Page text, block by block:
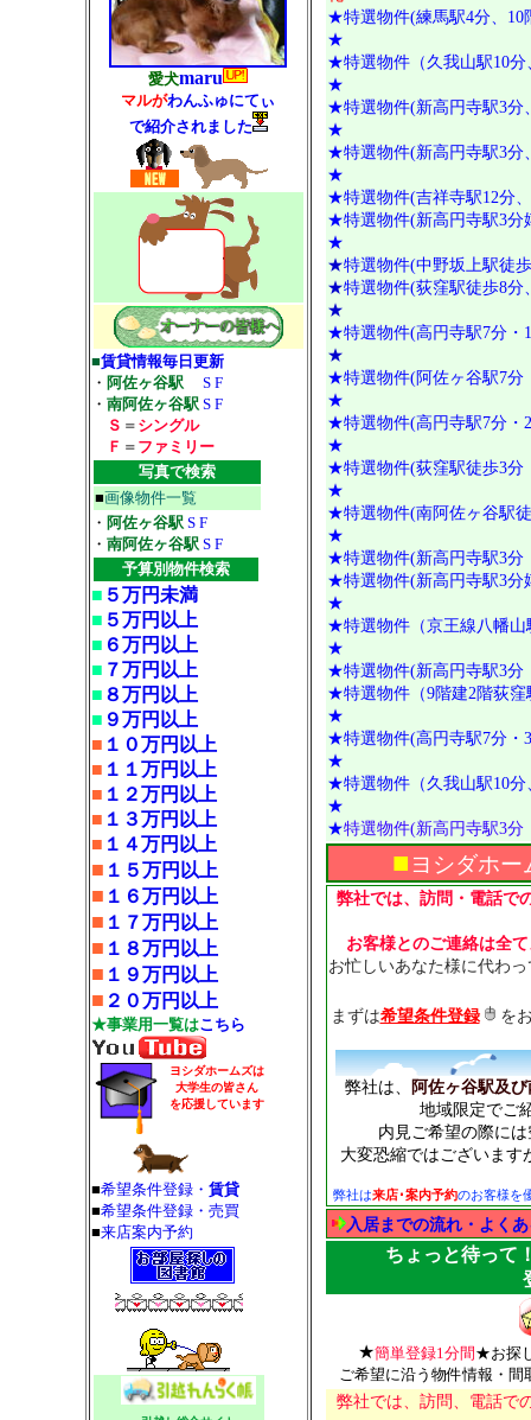
愛犬maru
マルがわんふゅにてぃ
で紹介されました
■賃貸情報毎日更新
・ 阿佐ヶ谷駅 S F
・ 南阿佐ヶ谷駅 S F
Ｓ ＝ シングル
Ｆ ＝ ファミリー
写真で検索
■画像物件一覧
・ 阿佐ヶ谷駅 S F
・ 南阿佐ヶ谷駅 S F
予算別物件検索
■ ５万円未満
■ ５万円以上
■ ６万円以上
■ ７万円以上
■ ８万円以上
■ ９万円以上
■ １０万円以上
■ １１万円以上
■ １２万円以上
■ １３万円以上
■ １４万円以上
■ １５万円以上
■ １６万円以上
■ １７万円以上
■ １８万円以上
■ １９万円以上
■ ２０万円以上
★事業用一覧はこちら
ヨシダホームズは
大学生の皆さん
を応援しています
■希望条件登録・ 賃貸
■希望条件登録・売買
■来店案内予約
★特選物件(練馬駅4分、10
★
★特選物件（久我山駅10分
★
★特選物件(新高円寺駅3分
★
★特選物件(新高円寺駅3分
★
★特選物件(吉祥寺駅12分
★特選物件(新高円寺駅3
★
★特選物件(中野坂上駅徒
★特選物件(荻窪駅徒歩8
★
★特選物件(高円寺駅7分
★
★特選物件(阿佐ヶ谷駅7分
★
★特選物件(高円寺駅7分・
★
★特選物件(荻窪駅徒歩3分
★
★特選物件(南阿佐ヶ谷駅
★
★特選物件(新高円寺駅3分
★特選物件(新高円寺駅3分
★
★特選物件（京王線八幡山
★
★特選物件(新高円寺駅3分
★特選物件（9階建2階荻窪
★
★特選物件(高円寺駅7分・
★
★特選物件（久我山駅10
★
★特選物件(新高円寺駅3分
■ ヨシダホー
弊社では、訪問・電話で
お客様とのご連絡は全
お忙しいあなた様に代わ
まずは希望条件登録 を
弊社は、
阿佐ヶ谷駅及
地域限定でご
内見ご希望の際に
大変恐縮ではございます
弊社は来店･案内予約のお客様を
入居までの流れ・よく
ちょっと待って
★簡単登録1分間 ★お探
ご希望に沿う物件情報・
弊社では、訪問、電話で